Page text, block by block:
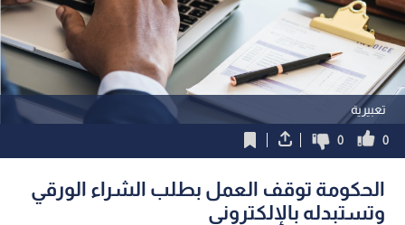
تعبيرية
0
0
الحكومة توقف العمل بطلب الشراء الورقي
وتستبدله بالإلكتروني